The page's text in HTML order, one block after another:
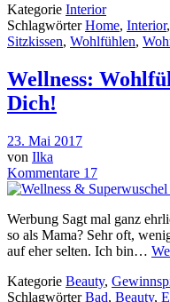
Kategorie Interior
SchlagwörterHome, Interior,
Sitzkissen, Wohlfühlen,
Wellness:
Dich!
23. Mai 2017
von Ilka
Kommentare 17
Werbung Sagt mal ganz
so als Mama? Sehr oft,
auf eher selten. Ich bin…
Kategorie Beauty,
SchlagwörterBad, Beauty,